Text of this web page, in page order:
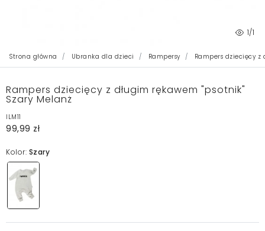
1/1
Strona główna Ubranka dla dzieci Rampersy Rampers dziecięcy z
Rampers dziecięcy z długim rękawem "psotnik"
Szary Melanż
ILM11
99,99 zł
Kolor: Szary